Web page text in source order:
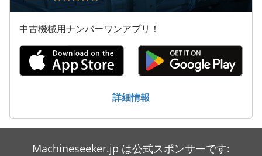
大きな トラック
溶接 トランス
中古機械用ナンバーワンアプリ！
詳細情報
Machineseeker.jp は公式スポンサーです: